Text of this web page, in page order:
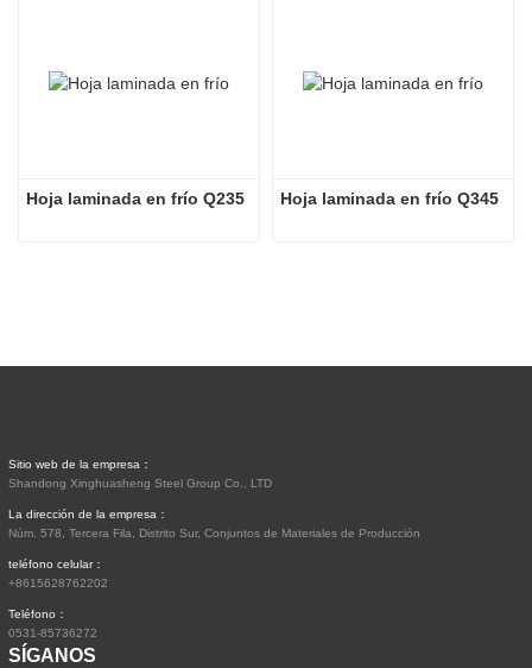
Hoja laminada en frío Q235 Hoja laminada en frío Q345
Sitio web de la empresa：
Shandong Xinghuasheng Steel Group Co., LTD
La dirección de la empresa：
Núm. 578, Tercera Fila, Distrito Sur, Conjuntos de Materiales de Producción
teléfono celular：
+8615628762202
Teléfono：
0531-85736272
SÍGANOS